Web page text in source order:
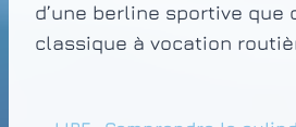
d’une berline sportive que
classique à vocation